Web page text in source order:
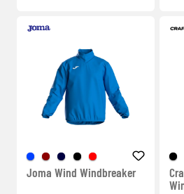
Joma Wind Windbreaker